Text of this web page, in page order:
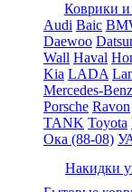
Коврики и
Audi Baic
Daewoo
Wall Haval
Kia LADA
Mercedes-Benz
Porsche Ravon
TANK Toyota
Ока (88-08)
Накидки